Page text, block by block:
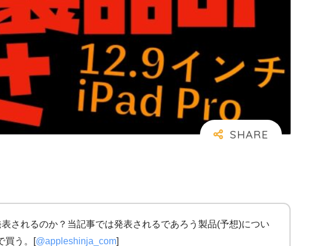
されるのか？当記事では発表されるであろう製品(予想)につい
買う。[@appleshinja_com]